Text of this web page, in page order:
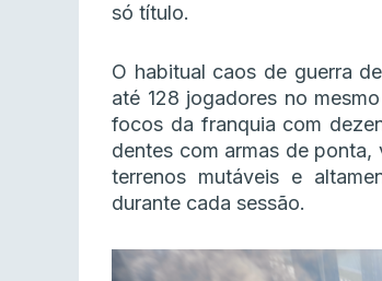
só título.
O habitual caos de guerra
até 128 jogadores no
focos da franquia com
dentes com armas de
terrenos mutáveis e
durante cada sessão.